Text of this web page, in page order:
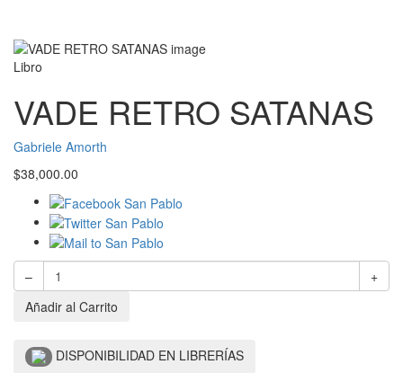
Libro
VADE RETRO SATANAS
Gabriele Amorth
$38,000.00
–
+
Añadir al Carrito
DISPONIBILIDAD EN LIBRERÍAS